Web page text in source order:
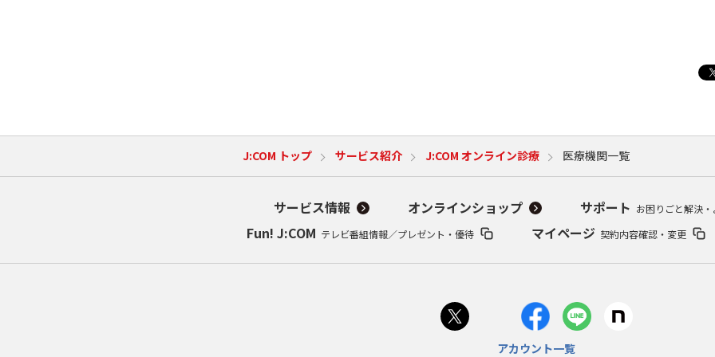
J:COM トップ サービス紹介 J:COM オンライン診療 医療機関一覧
サービス情報 オンラインショップ サポート お困りごと解決
Fun! J:COM テレビ番組情報／プレゼント・優待 マイページ 契約内容確認・変更
アカウント一覧